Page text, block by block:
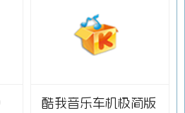
酷我音乐车机极简版